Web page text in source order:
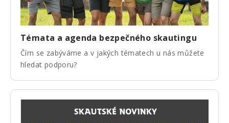
Témata a agenda bezpečného skautingu
Čím se zabýváme a v jakých tématech u nás můžete
hledat podporu?